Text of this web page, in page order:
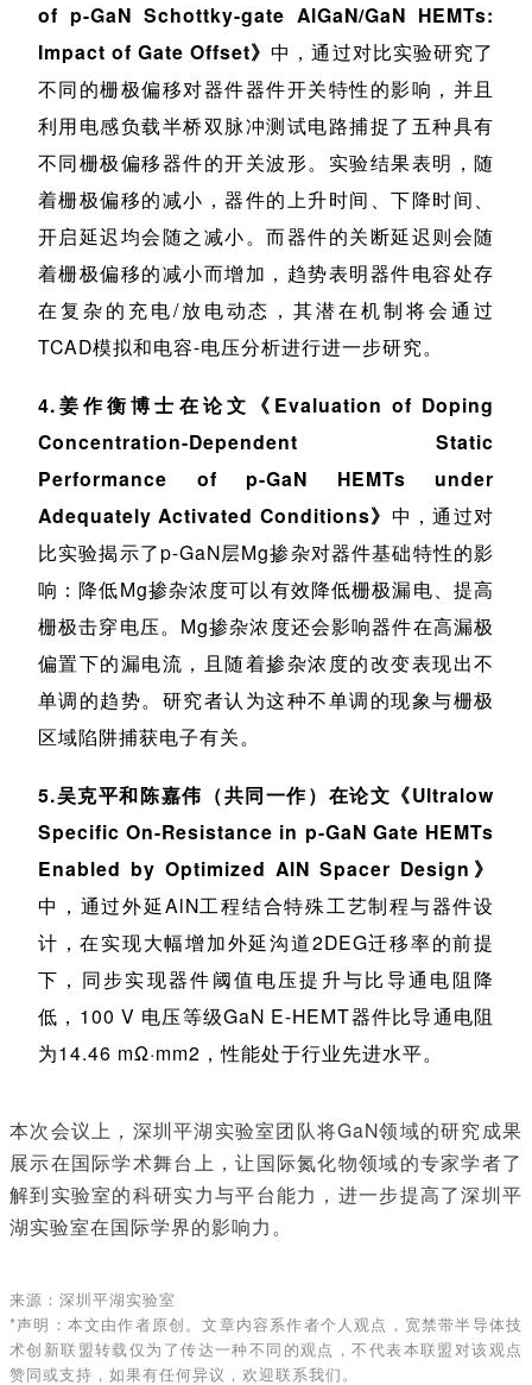
of p-GaN Schottky-gate AlGaN/GaN HEMTs:
Impact of Gate Offset》中，通过对比实验研究了
不同的栅极偏移对器件器件开关特性的影响，并且
利用电感负载半桥双脉冲测试电路捕捉了五种具有
不同栅极偏移器件的开关波形。实验结果表明，随
着栅极偏移的减小，器件的上升时间、下降时间、
开启延迟均会随之减小。而器件的关断延迟则会随
着栅极偏移的减小而增加，趋势表明器件电容处存
在复杂的充电/放电动态，其潜在机制将会通过
TCAD模拟和电容-电压分析进行进一步研究。
4.姜作衡博士在论文《Evaluation of Doping
Concentration-Dependent Static
Performance of p-GaN HEMTs under
Adequately Activated Conditions》 中，通过对
比实验揭示了p-GaN层Mg掺杂对器件基础特性的影
响：降低Mg掺杂浓度可以有效降低栅极漏电、提高
栅极击穿电压。Mg掺杂浓度还会影响器件在高漏极
偏置下的漏电流，且随着掺杂浓度的改变表现出不
单调的趋势。研究者认为这种不单调的现象与栅极
区域陷阱捕获电子有关。
5.吴克平和陈嘉伟（共同一作）在论文《Ultralow
Specific On-Resistance in p-GaN Gate HEMTs
Enabled by Optimized AlN Spacer Design》
中，通过外延AlN工程结合特殊工艺制程与器件设
计，在实现大幅增加外延沟道2DEG迁移率的前提
下，同步实现器件阈值电压提升与比导通电阻降
低，100 V 电压等级GaN E-HEMT器件比导通电阻
为14.46 mΩ·mm2，性能处于行业先进水平。
本次会议上，深圳平湖实验室团队将GaN领域的研究成果
展示在国际学术舞台上，让国际氮化物领域的专家学者了
解到实验室的科研实力与平台能力，进一步提高了深圳平
湖实验室在国际学界的影响力。
来源：深圳平湖实验室
*声明：本文由作者原创。文章内容系作者个人观点，宽禁带半导体技
术创新联盟转载仅为了传达一种不同的观点，不代表本联盟对该观点
赞同或支持，如果有任何异议，欢迎联系我们。